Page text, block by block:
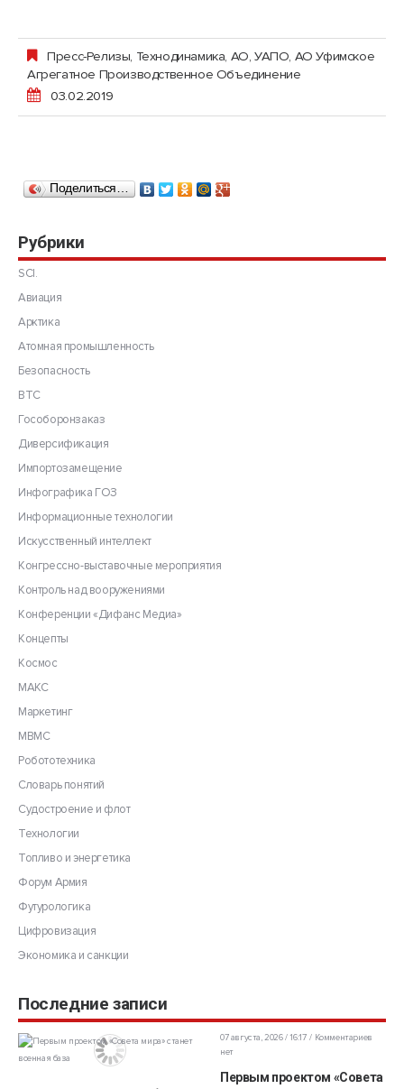
Пресс-Релизы, Технодинамика, АО,УАПО, АО Уфимское
Агрегатное Производственное Объединение
03.02.2019
Поделиться…
Рубрики
SCI.
Авиация
Арктика
Атомная промышленность
Безопасность
ВТС
Гособоронзаказ
Диверсификация
Импортозамещение
Инфографика ГОЗ
Информационные технологии
Искусственный интеллект
Конгрессно-выставочные мероприятия
Контроль над вооружениями
Конференции «Дифанс Медиа»
Концепты
Космос
МАКС
Маркетинг
МВМС
Робототехника
Словарь понятий
Судостроение и флот
Технологии
Топливо и энергетика
Форум Армия
Футурологика
Цифровизация
Экономика и санкции
Последние записи
07 августа, 2026 / 16:17
Комментариев
нет
Первым проектом «Совета